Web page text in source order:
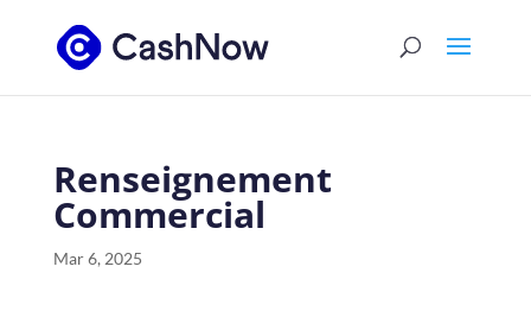
Renseignement
Commercial
Mar 6, 2025